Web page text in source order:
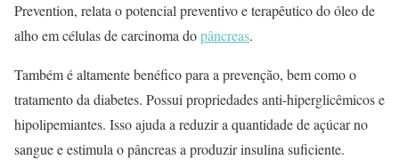
Prevention, relata o potencial preventivo e terapêutico do óleo de
alho em células de carcinoma dopâncreas.
Também é altamente benéfico para a prevenção, bem como o
tratamento da diabetes. Possui propriedades anti-hiperglicêmicos e
hipolipemiantes. Isso ajuda a reduzir a quantidade de açúcar no
sangue e estimula o pâncreas a produzir insulina suficiente.